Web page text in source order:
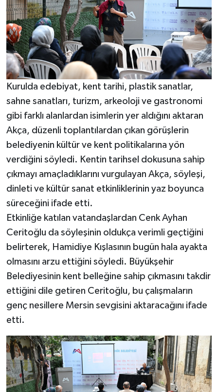
Kurulda edebiyat, kent tarihi, plastik sanatlar,
sahne sanatları, turizm, arkeoloji ve gastronomi
gibi farklı alanlardan isimlerin yer aldığını aktaran
Akça, düzenli toplantılardan çıkan görüşlerin
belediyenin kültür ve kent politikalarına yön
verdiğini söyledi. Kentin tarihsel dokusuna sahip
çıkmayı amaçladıklarını vurgulayan Akça, söyleşi,
dinleti ve kültür sanat etkinliklerinin yaz boyunca
süreceğini ifade etti.
Etkinliğe katılan vatandaşlardan Cenk Ayhan
Ceritoğlu da söyleşinin oldukça verimli geçtiğini
belirterek, Hamidiye Kışlasının bugün hala ayakta
olmasını arzu ettiğini söyledi. Büyükşehir
Belediyesinin kent belleğine sahip çıkmasını takdir
ettiğini dile getiren Ceritoğlu, bu çalışmaların
genç nesillere Mersin sevgisini aktaracağını ifade
etti.